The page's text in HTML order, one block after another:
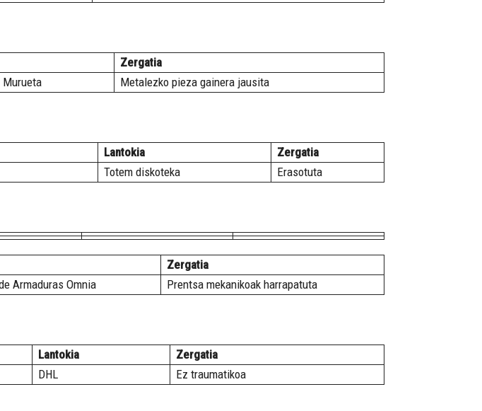
Zergatia
Metalezko pieza gainera jausita
Lantokia
Zergatia
Totem diskoteka Erasotuta
Zergatia
Armaduras Omnia Prentsa mekanikoak harrapatuta
Lantokia
Zergatia
DHL Ez traumatikoa